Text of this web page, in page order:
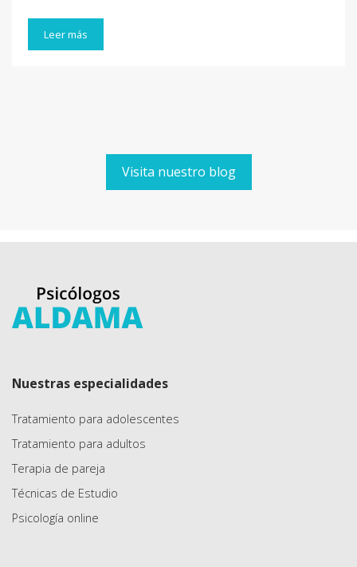
Leer más
Visita nuestro blog
Nuestras especialidades
Tratamiento para adolescentes
Tratamiento para adultos
Terapia de pareja
Técnicas de Estudio
Psicología online